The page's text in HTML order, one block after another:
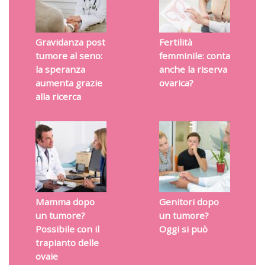
Gravidanza post
tumore al seno:
la speranza
aumenta grazie
alla ricerca
Fertilità
femminile: conta
anche la riserva
ovarica?
Mamma dopo
un tumore?
Possibile con il
trapianto delle
ovaie
Genitori dopo
un tumore?
Oggi si può